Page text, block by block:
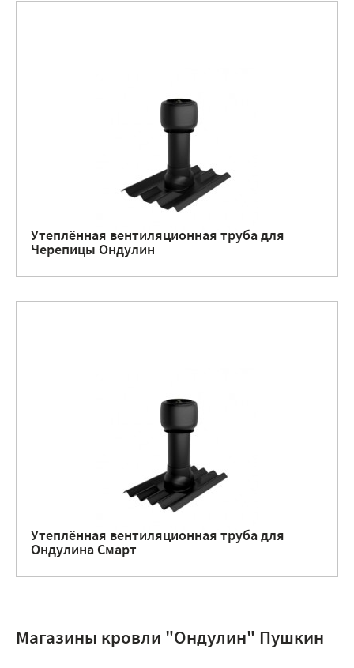
Утеплённая вентиляционная труба для
Черепицы Ондулин
Утеплённая вентиляционная труба для
Ондулина Смарт
Магазины кровли "Ондулин" Пушкин